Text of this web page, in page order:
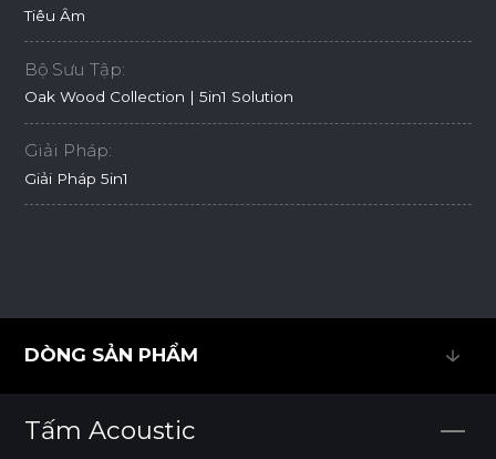
Tiêu Âm
Bộ Sưu Tập:
Oak Wood Collection | 5in1 Solution
Giải Pháp:
Giải Pháp 5in1
DÒNG SẢN PHẨM
Tấm Acoustic